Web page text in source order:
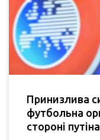
Принизлива
футбольна
стороні